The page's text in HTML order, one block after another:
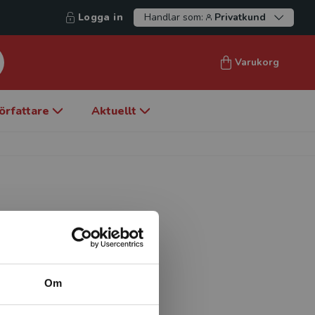
Om
Logga in Handlar som: Privatkund
Varukorg
Aktuellt
särskilt hållbar
flera böcker
design, guidade